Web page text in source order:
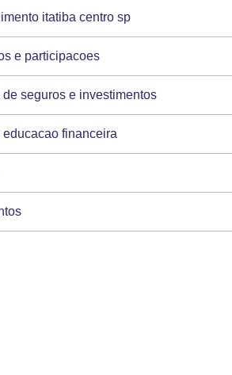
itatiba centro sp
e participacoes
seguros e investimentos
financeira